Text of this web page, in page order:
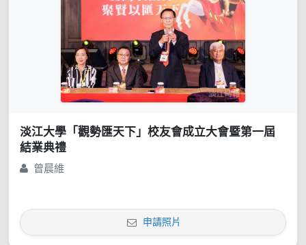
淡江大學「觀勢匯天下」校友會成立大會暨第一屆
結業典禮
曾晨維
申請照片